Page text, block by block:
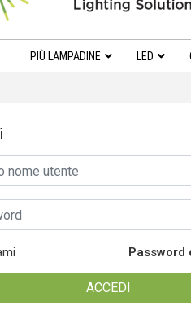
PIÙ LAMPADINE LED
Password